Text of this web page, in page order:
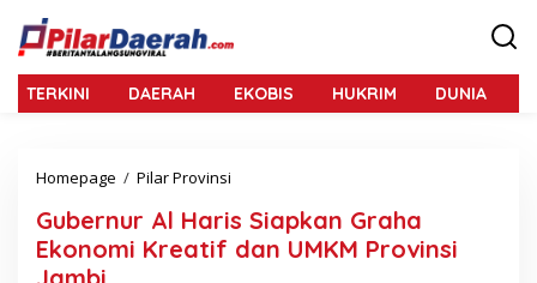
TERKINI DAERAH EKOBIS HUKRIM DUNIA
Homepage / Pilar Provinsi
b
e
Gubernur Al Haris Siapkan Graha
Ekonomi Kreatif dan UMKM Provinsi
Jambi